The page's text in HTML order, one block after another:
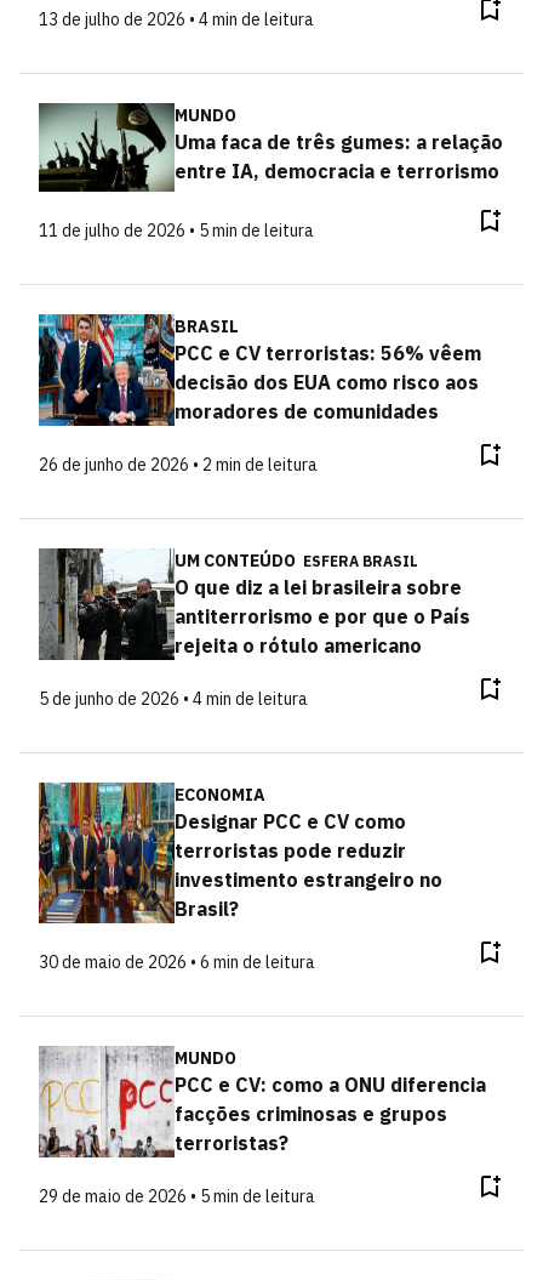
13 de julho de 2026 • 4 min de leitura
MUNDO
Uma faca de três gumes: a relação
entre IA, democracia e terrorismo
11 de julho de 2026 • 5 min de leitura
BRASIL
PCC e CV terroristas: 56% vêem
decisão dos EUA como risco aos
moradores de comunidades
26 de junho de 2026 • 2 min de leitura
UM CONTEÚDO ESFERA BRASIL
O que diz a lei brasileira sobre
antiterrorismo e por que o País
rejeita o rótulo americano
5 de junho de 2026 • 4 min de leitura
ECONOMIA
Designar PCC e CV como
terroristas pode reduzir
investimento estrangeiro no
Brasil?
30 de maio de 2026 • 6 min de leitura
MUNDO
PCC e CV: como a ONU diferencia
facções criminosas e grupos
terroristas?
29 de maio de 2026 • 5 min de leitura